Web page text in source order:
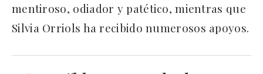
mentiroso, odiador y patético, mientras que
Silvia Orriols ha recibido numerosos apoyos.